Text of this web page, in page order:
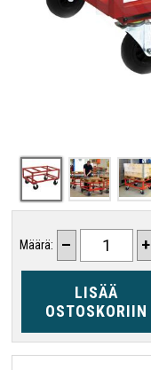
Määrä: – +
LISÄÄ
OSTOSKORIIN